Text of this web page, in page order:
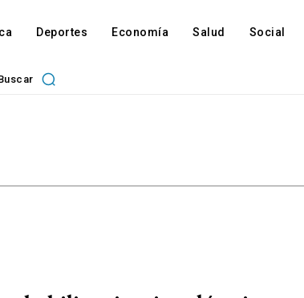
Deportes Economía Salud Social